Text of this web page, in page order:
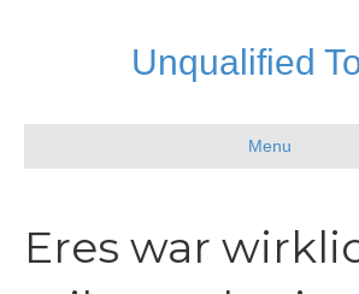
Unqualified
Menu
Eres war